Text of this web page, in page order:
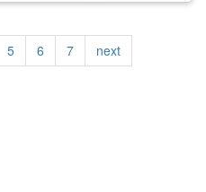
Page
5 Page
6 Page
7
Next
page
next